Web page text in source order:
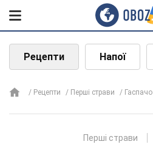
Рецепти Напої
Рецепти Перші страви Гаспачо
Перші страви